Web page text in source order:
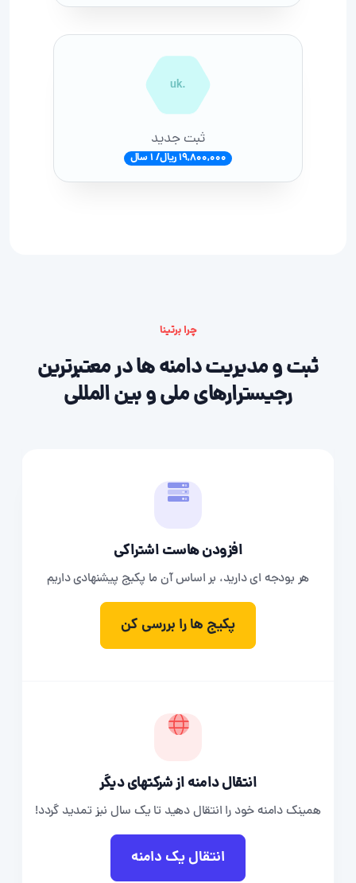
.uk
ثبت جدید
19,800,000 ریال/ 1 سال
چرا برتینا
ثبت و مدیریت دامنه ها در معتبرترین
رجیسترارهای ملی و بین المللی
افزودن هاست اشتراکی
هر بودجه ای دارید، بر اساس آن ما پکیج پیشنهادی داریم
پکیج ها را بررسی کن
انتقال دامنه از شرکتهای دیگر
همینک دامنه خود را انتقال دهید تا یک سال نیز تمدید گردد!
انتقال یک دامنه